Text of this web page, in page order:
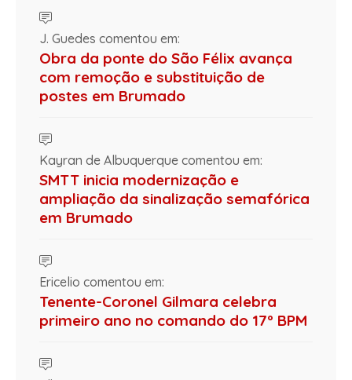
J. Guedes comentou em:
Obra da ponte do São Félix avança
com remoção e substituição de
postes em Brumado
Kayran de Albuquerque comentou em:
SMTT inicia modernização e
ampliação da sinalização semafórica
em Brumado
Ericelio comentou em:
Tenente-Coronel Gilmara celebra
primeiro ano no comando do 17º BPM